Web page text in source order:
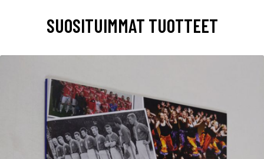
SUOSITUIMMAT TUOTTEET